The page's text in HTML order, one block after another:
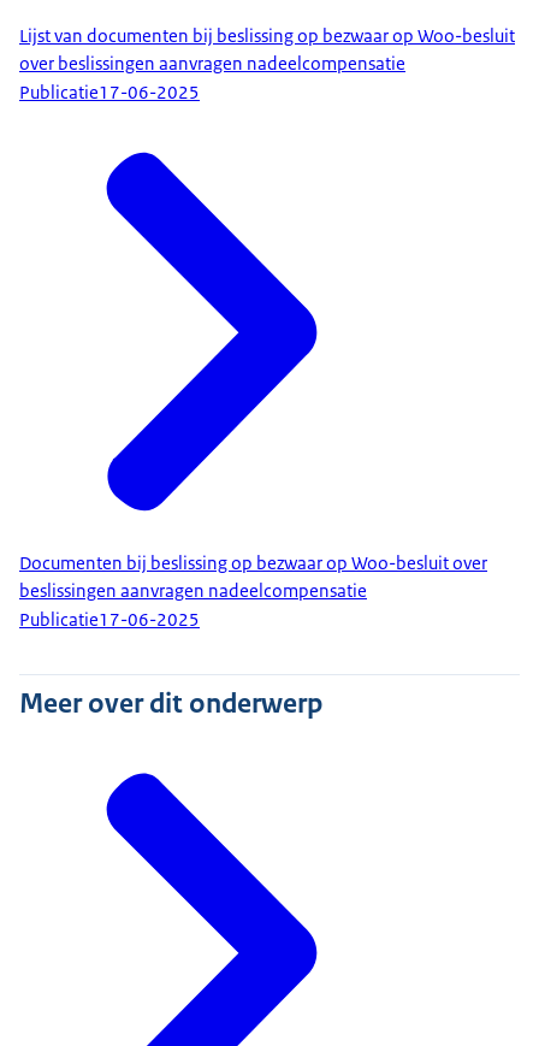
Lijst van documenten bij beslissing op bezwaar op Woo-besluit
over beslissingen aanvragen nadeelcompensatie
Publicatie17-06-2025
Documenten bij beslissing op bezwaar op Woo-besluit over
beslissingen aanvragen nadeelcompensatie
Publicatie17-06-2025
Meer over dit onderwerp